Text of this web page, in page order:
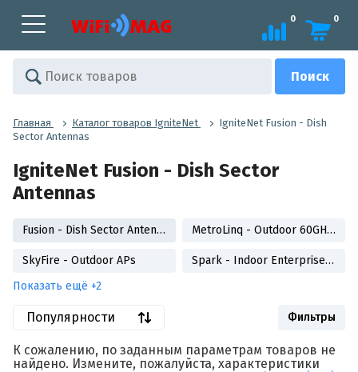
0 0
Главная Каталог товаров IgniteNet
IgniteNet Fusion - Dish
Sector Antennas
IgniteNet Fusion - Dish Sector
Antennas
Fusion - Dish Sector Antennas MetroLinq - Outdoor 60GHz PTP
SkyFire - Outdoor APs
Spark - Indoor Enterprise APs
Показать ещё +2
Популярности Фильтры
К сожалению, по заданным параметрам товаров не
найдено. Измените, пожалуйста, характеристики